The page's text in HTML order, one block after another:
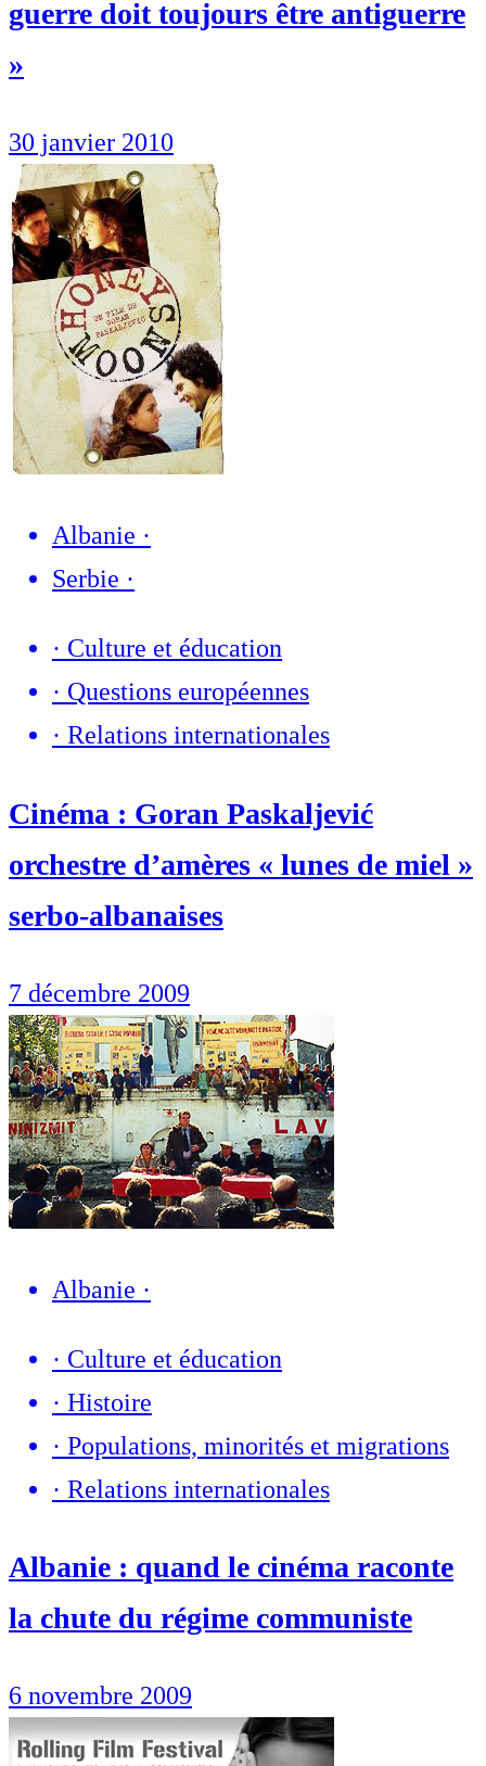
guerre doit toujours être antiguerre
»
30 janvier 2010
Albanie ·
Serbie ·
· Culture et éducation
· Questions européennes
· Relations internationales
Cinéma : Goran Paskaljević
orchestre d’amères « lunes de miel »
serbo-albanaises
7 décembre 2009
Albanie ·
· Culture et éducation
· Histoire
· Populations, minorités et migrations
· Relations internationales
Albanie : quand le cinéma raconte
la chute du régime communiste
6 novembre 2009